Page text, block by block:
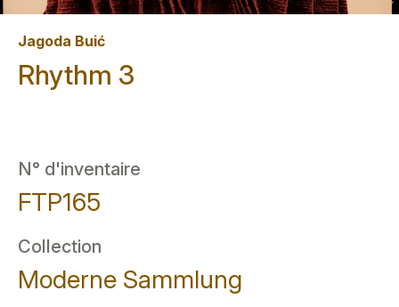
Jagoda Buić
Rhythm 3
N° d'inventaire
FTP165
Collection
Moderne Sammlung